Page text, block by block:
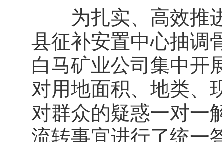
为扎实、高效推进
县征补安置中心抽调
白马矿业公司集中开
对用地面积、地类、
对群众的疑惑一对一
流转事宜进行了统一